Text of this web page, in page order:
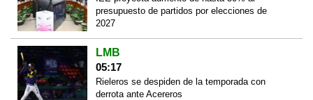
presupuesto de partidos por elecciones de
2027
LMB
05:17
Rieleros se despiden de la temporada con
derrota ante Acereros